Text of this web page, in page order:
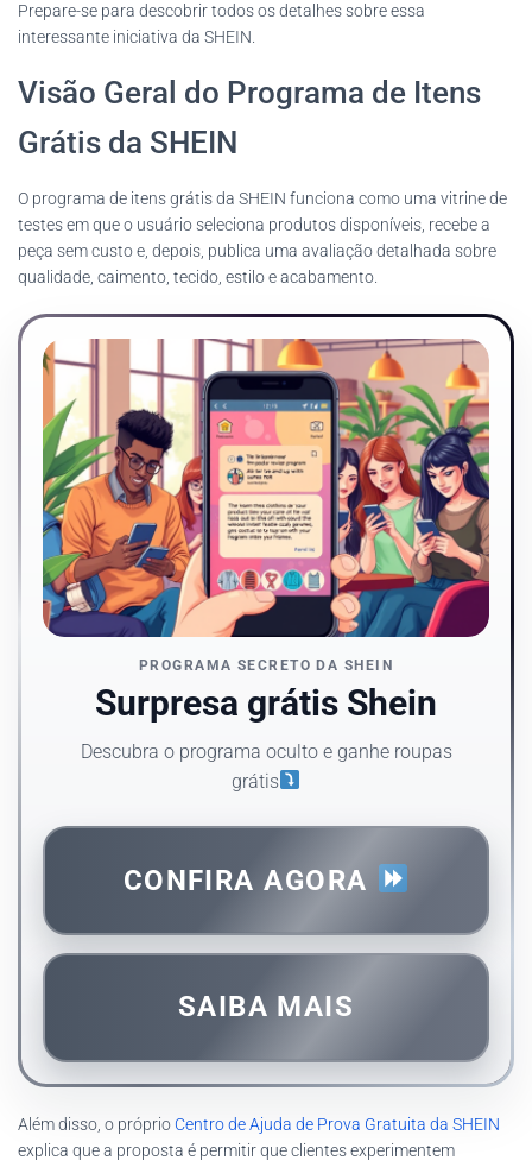
Prepare-se para descobrir todos os detalhes sobre essa
interessante iniciativa da SHEIN.
Visão Geral do Programa de Itens
Grátis da SHEIN
O programa de itens grátis da SHEIN funciona como uma vitrine de
testes em que o usuário seleciona produtos disponíveis, recebe a
peça sem custo e, depois, publica uma avaliação detalhada sobre
qualidade, caimento, tecido, estilo e acabamento.
PROGRAMA SECRETO DA SHEIN
Surpresa grátis Shein
Descubra o programa oculto e ganhe roupas
grátis
CONFIRA AGORA
SAIBA MAIS
Além disso, o próprio Centro de Ajuda de Prova Gratuita da SHEIN
explica que a proposta é permitir que clientes experimentem